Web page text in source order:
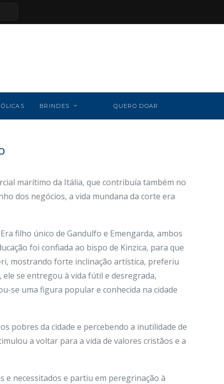
BRINDES QUERO DOAR
marítimo da Itália, que contribuía também no
dos negócios, a vida mundana da corte era
filho único de Gandulfo e Emengarda, ambos
foi confiada ao bispo de Kinzica, para que
mostrando forte inclinação artística, preferiu
se entregou à vida fútil e desregrada,
se uma figura popular e conhecida na cidade
pobres da cidade e percebendo a inutilidade de
a voltar para a vida de valores cristãos e a
e necessitados e partiu em peregrinação à